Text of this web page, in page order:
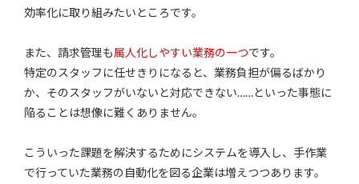
効率化に取り組みたいところです。
また、請求管理も属人化しやすい業務の一つです。
特定のスタッフに任せきりになると、業務負担が偏るばかり
か、そのスタッフがいないと対応できない……といった事態に
陥ることは想像に難くありません。
こういった課題を解決するためにシステムを導入し、手作業
で行っていた業務の自動化を図る企業は増えつつあります。